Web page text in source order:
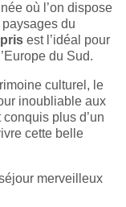
où l’on dispose
du
est l’idéal pour
du Sud.
culturel, le
inoubliable aux
plus d’un
cette belle
merveilleux